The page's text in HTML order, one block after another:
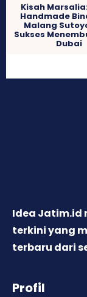
Kisah
Handmade
Malang
Sukses
Dubai
Idea Jatim.id
terkini yang
terbaru dari
Profil